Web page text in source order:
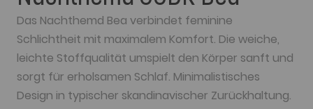
Das Nachthemd Bea verbindet feminine
Schlichtheit mit maximalem Komfort. Die weiche,
leichte Stoffqualität umspielt den Körper sanft und
sorgt für erholsamen Schlaf. Minimalistisches
Design in typischer skandinavischer Zurückhaltung.